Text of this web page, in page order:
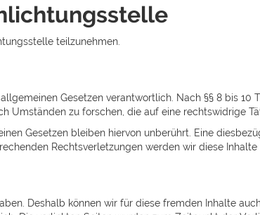
teilzunehmen.
Gesetzen verantwortlich. Nach §§ 8 bis 10
zu forschen, die auf eine rechtswidrige
Gesetzen bleiben hiervon unberührt. Eine
Rechtsverletzungen werden wir diese
Deshalb können wir für diese fremden Inhalte